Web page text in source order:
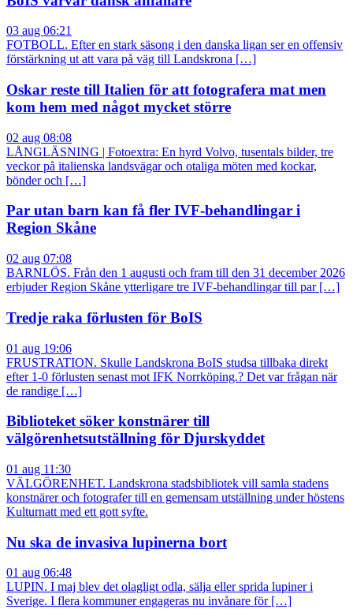
03 aug 06:21
FOTBOLL. Efter en stark säsong i den danska ligan ser en offensiv
förstärkning ut att vara på väg till Landskrona […]
Oskar reste till Italien för att fotografera mat men
kom hem med något mycket större
02 aug 08:08
LÅNGLÄSNING | Fotoextra: En hyrd Volvo, tusentals bilder, tre
veckor på italienska landsvägar och otaliga möten med kockar,
bönder och […]
Par utan barn kan få fler IVF-behandlingar i
Region Skåne
02 aug 07:08
BARNLÖS. Från den 1 augusti och fram till den 31 december 2026
erbjuder Region Skåne ytterligare tre IVF-behandlingar till par […]
Tredje raka förlusten för BoIS
01 aug 19:06
FRUSTRATION. Skulle Landskrona BoIS studsa tillbaka direkt
efter 1-0 förlusten senast mot IFK Norrköping.? Det var frågan när
de randige […]
Biblioteket söker konstnärer till
välgörenhetsutställning för Djurskyddet
01 aug 11:30
VÄLGÖRENHET. Landskrona stadsbibliotek vill samla stadens
konstnärer och fotografer till en gemensam utställning under höstens
Kulturnatt med ett gott syfte.
Nu ska de invasiva lupinerna bort
01 aug 06:48
LUPIN. I maj blev det olagligt odla, sälja eller sprida lupiner i
Sverige. I flera kommuner engageras nu invånare för […]